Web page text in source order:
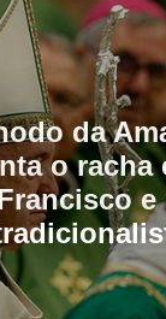
da
o racha
e